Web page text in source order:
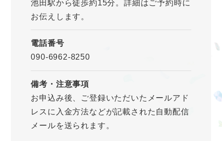
池田駅から徒歩約15分。詳細はご予約時に
お伝えします。
電話番号
090-6962-8250
備考・注意事項
お申込み後、ご登録いただいたメールアド
レスに入金方法などが記載された自動配信
メールを送られます。